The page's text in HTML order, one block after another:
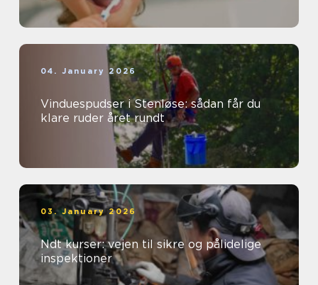
04. January 2026
Vinduespudser i Stenløse: sådan får du
klare ruder året rundt
03. January 2026
Ndt kurser: vejen til sikre og pålidelige
inspektioner